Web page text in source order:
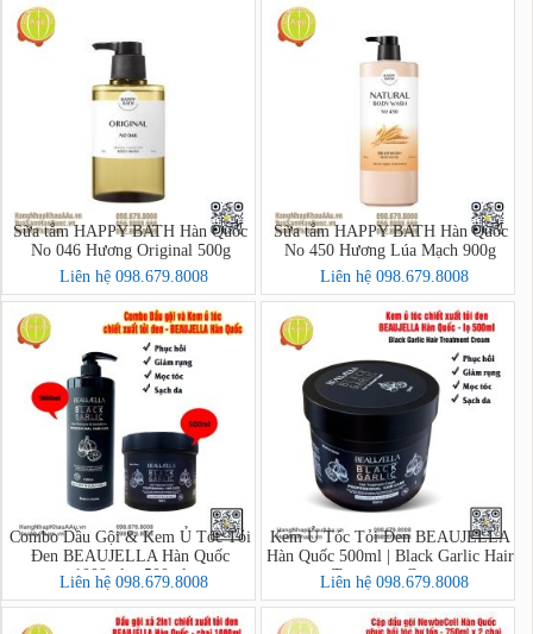
Sữa tắm HAPPY BATH Hàn Quốc
No 046 Hương Original 500g
Liên hệ 098.679.8008
Sữa tắm HAPPY BATH Hàn Quốc
No 450 Hương Lúa Mạch 900g
Liên hệ 098.679.8008
Combo Dầu Gội & Kem Ủ Tóc Tỏi
Đen BEAUJELLA Hàn Quốc
1000ml + 500ml
Liên hệ 098.679.8008
Kem Ủ Tóc Tỏi Đen BEAUJELLA
Hàn Quốc 500ml | Black Garlic Hair
Treatment Cream
Liên hệ 098.679.8008